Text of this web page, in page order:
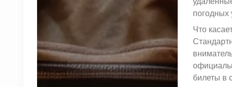
погодных
Что
билеты в